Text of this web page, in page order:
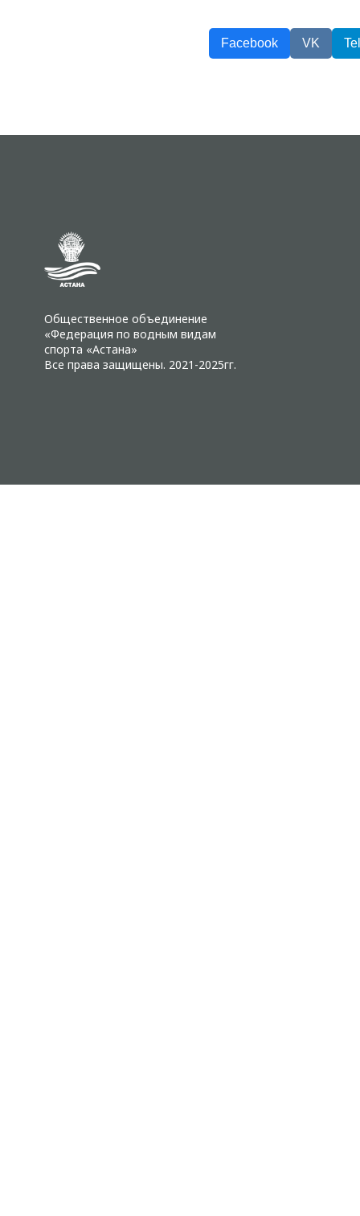
Facebook VK
Общественное объединение
«Федерация по водным видам
спорта «Астана»
Все права защищены. 2021-2025гг.